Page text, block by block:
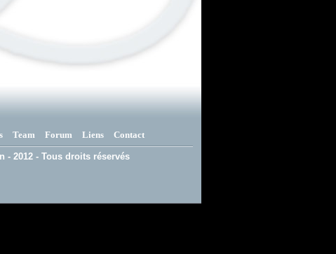
Team Forum Liens Contact
- 2012 - Tous droits réservés